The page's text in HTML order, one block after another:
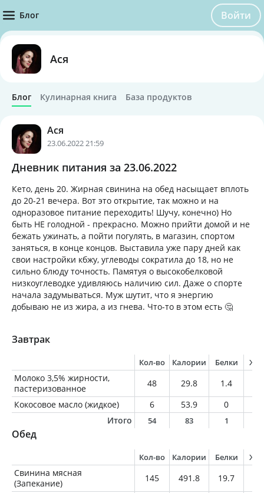
Блог Войти
Ася
Блог Кулинарная книга База продуктов
Ася
23.06.2022 21:59
Дневник питания за 23.06.2022
Кето, день 20. Жирная свинина на обед насыщает вплоть
до 20-21 вечера. Вот это открытие, так можно и на
одноразовое питание переходить! Шучу, конечно) Но
быть НЕ голодной - прекрасно. Можно прийти домой и не
бежать ужинать, а пойти погулять, в магазин, спортом
заняться, в конце концов. Выставила уже пару дней как
свои настройки кбжу, углеводы сократила до 18, но не
сильно блюду точность. Памятуя о высокобелковой
низкоуглеводке удивляюсь наличию сил. Даже о спорте
начала задумываться. Муж шутит, что я энергию
добываю не из жира, а из гнева. Что-то в этом есть 🤔
Завтрак
Кол-во Калории Белки
Молоко 3,5% жирности,
пастеризованное
48 29.8 1.4
Кокосовое масло (жидкое)
6 53.9 0
Итого
54 83 1
Обед
Кол-во Калории Белки
Свинина мясная
(Запекание)
145 491.8 19.7